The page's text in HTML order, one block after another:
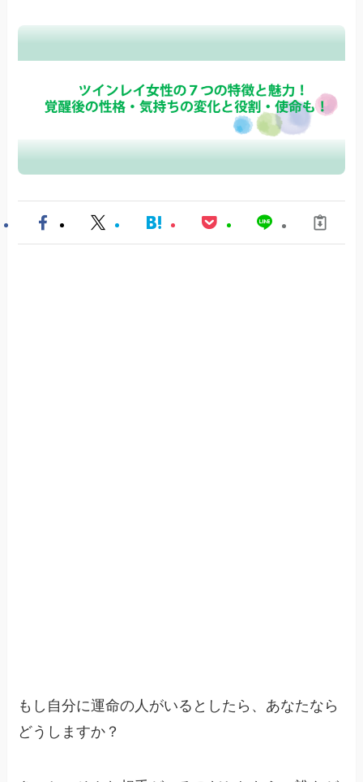
もし自分に運命の人がいるとしたら、あなたなら
どうしますか？